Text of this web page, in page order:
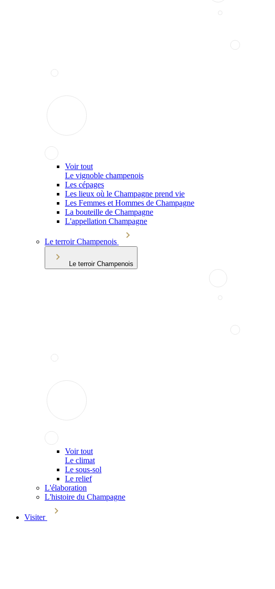
Voir tout
Le vignoble champenois
Les cépages
Les lieux où le Champagne prend vie
Les Femmes et Hommes de Champagne
La bouteille de Champagne
L'appellation Champagne
Le terroir Champenois
Le terroir Champenois
Voir tout
Le climat
Le sous-sol
Le relief
L'élaboration
L'histoire du Champagne
Visiter